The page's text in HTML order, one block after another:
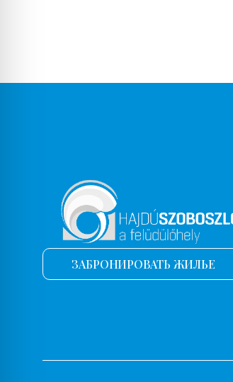
Ванная комната с душем
Газовая плита
Паровая баня
Паровая кабина
Оборудование для барбекю
ЗАБРОНИРОВАТЬ ЖИЛЬЕ